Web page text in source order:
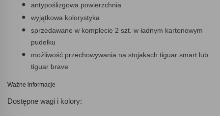
antypoślizgowa powierzchnia
wyjątkowa kolorystyka
sprzedawane w komplecie 2 szt. w ładnym kartonowym
pudełku
możliwość przechowywania na stojakach tiguar smart lub
tiguar brave
Ważne informacje
Dostępne wagi i kolory: